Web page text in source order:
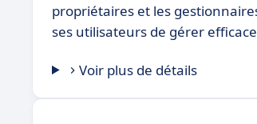
propriétaires et les
ses utilisateurs de gérer
Voir plus de détails